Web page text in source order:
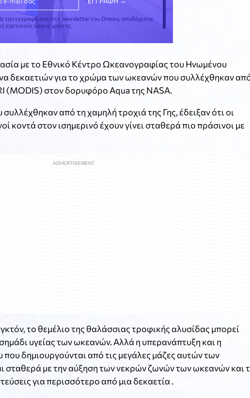
την εγγραφή σας στο newsletter του Dnews, αποδέχεστε
σχετικούς όρους χρήσης
με το Εθνικό Κέντρο Ωκεανογραφίας του Ηνωμένου
δεκαετιών για το χρώμα των ωκεανών που συλλέχθηκαν
(MODIS) στον δορυφόρο Aqua της NASA.
από τη χαμηλή τροχιά της Γης, έδειξαν ότι οι
κοντά στον ισημερινό έχουν γίνει σταθερά πιο πράσινοι με
το θεμέλιο της θαλάσσιας τροφικής αλυσίδας μπορεί
υγείας των ωκεανών. Αλλά η υπερανάπτυξη και η
δημιουργούνται από τις μεγάλες μάζες αυτών των
σταθερά με την αύξηση των νεκρών ζωνών των ωκεανών και
για περισσότερο από μια δεκαετία .